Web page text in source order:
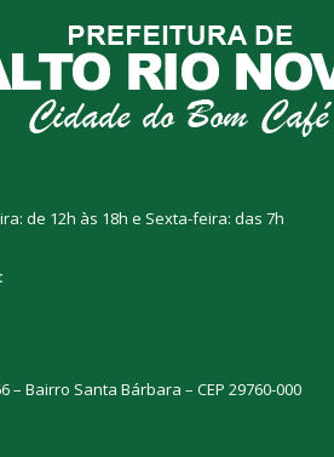
de 12h às 18h e Sexta-feira: das 7h
– Bairro Santa Bárbara – CEP 29760-000